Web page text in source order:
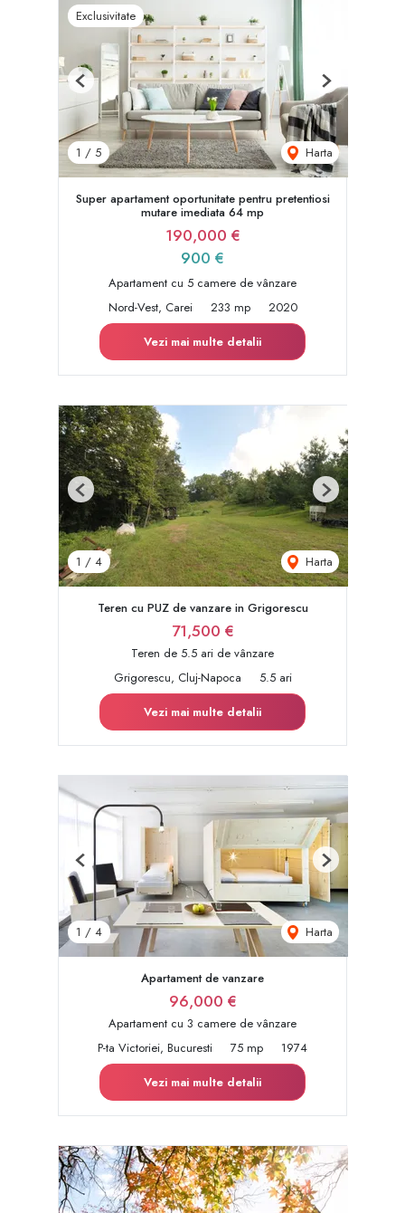
Exclusivitate
1 / 5 Harta
Previous Next
Super apartament oportunitate pentru pretentiosi
mutare imediata 64 mp
190,000 €
900 €
Apartament cu 5 camere de vânzare
Nord-Vest, Carei
233 mp
2020
Vezi mai multe detalii
1 / 4 Harta
Previous Next
Teren cu PUZ de vanzare in Grigorescu
71,500 €
Teren de 5.5 ari de vânzare
Grigorescu, Cluj-Napoca
5.5 ari
Vezi mai multe detalii
1 / 4 Harta
Previous Next
Apartament de vanzare
96,000 €
Apartament cu 3 camere de vânzare
P-ta Victoriei, Bucuresti
75 mp
1974
Vezi mai multe detalii